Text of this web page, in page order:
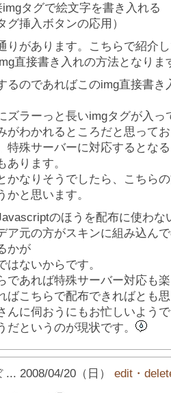
imgタグで絵文字を書き入れる
挿入ボタンの応用）
りがあります。こちらで紹介
直接書き入れの方法となりま
るのであればこのimg直接書き
ズラーっと長いimgタグが入っ
がわかれるところだと思って
特殊サーバーに対応するとな
あります。
かなりそうでしたら、こちら
かと思います。
のほうを配布に使わな
ア元の方がスキンに組み込ん
かが
はないからです。
であれば特殊サーバー対応も
ばこちらで配布できればとも
んに伺おうにもお忙しいよう
だというのが現状です。
... 2008/04/20（日） edit・